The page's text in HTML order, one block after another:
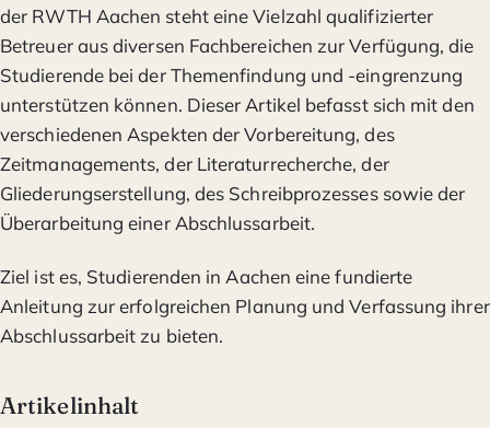
der RWTH Aachen steht eine Vielzahl qualifizierter
Betreuer aus diversen Fachbereichen zur Verfügung, die
Studierende bei der Themenfindung und -eingrenzung
unterstützen können. Dieser Artikel befasst sich mit den
verschiedenen Aspekten der Vorbereitung, des
Zeitmanagements, der Literaturrecherche, der
Gliederungserstellung, des Schreibprozesses sowie der
Überarbeitung einer Abschlussarbeit.
Ziel ist es, Studierenden in Aachen eine fundierte
Anleitung zur erfolgreichen Planung und Verfassung ihrer
Abschlussarbeit zu bieten.
Artikelinhalt